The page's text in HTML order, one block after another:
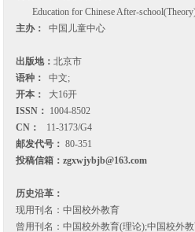
Education for Chinese After-
主办：
中国儿童中心
出版地： 北京市
语种：
中文;
开本：
大16开
ISSN： 1004-8502
CN：
11-3173/G4
邮发代号： 80-351
投稿信箱： zgxwjybjb@163.com
历史沿革：
现用刊名：中国校外教育
曾用刊名：中国校外教育(理论);中国校外